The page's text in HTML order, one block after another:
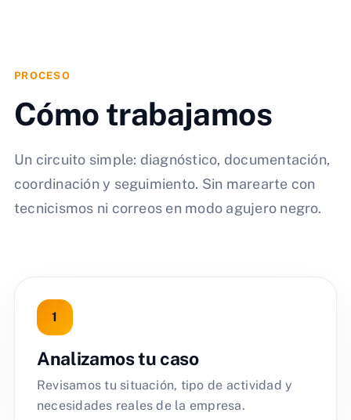
PROCESO
Cómo trabajamos
Un circuito simple: diagnóstico, documentación,
coordinación y seguimiento. Sin marearte con
tecnicismos ni correos en modo agujero negro.
Analizamos tu caso
Revisamos tu situación, tipo de actividad y
necesidades reales de la empresa.